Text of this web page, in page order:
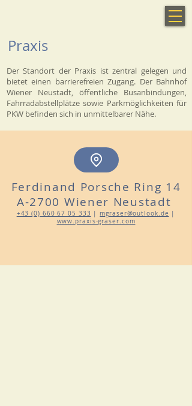
Praxis
Der Standort der Praxis ist zentral gelegen und
bietet einen barrierefreien Zugang. Der Bahnhof
Wiener Neustadt, öffentliche Busanbindungen,
Fahrradabstellplätze sowie Parkmöglichkeiten für
PKW befinden sich in unmittelbarer Nähe.
Ferdinand Porsche Ring 14
A-2700 Wiener Neustadt
+43 (0) 660 67 05 333 |mgraser@outlook.de |
www.praxis-graser.com